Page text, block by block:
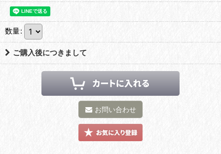
数量:
ご購入後につきまして
お問い合わせ